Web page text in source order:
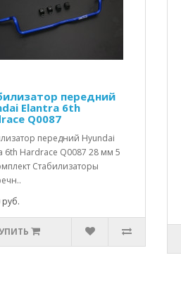
передний
Elantra 6th
Q0087
передний Hyundai
6th Hardrace Q0087 28 мм 5
Стабилизаторы